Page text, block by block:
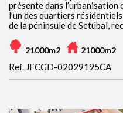
présente dans l’urbanisation
l’un des quartiers
de la péninsule de Setúbal,
21000m2 21000m2
Ref. JFCGD-02029195CA